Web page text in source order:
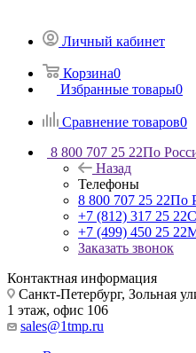
Личный кабинет
Корзина0
Избранные товары0
Сравнение товаров0
8 800 707 25 22По
Назад
Телефоны
8 800 707 25 22По
+7 (812) 317 25 22
+7 (499) 450 25 22
Заказать звонок
Контактная информация
Санкт-Петербург, Зольная
1 этаж, офис 106
sales@1tmp.ru